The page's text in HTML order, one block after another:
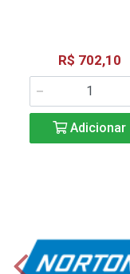
R$ 702,10
Adicionar